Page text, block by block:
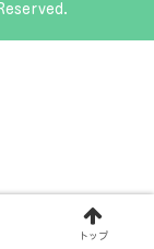
トップ